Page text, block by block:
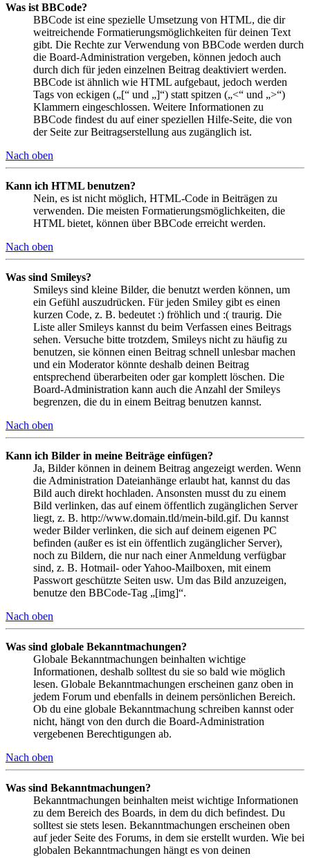
Was ist BBCode?
BBCode ist eine spezielle Umsetzung von HTML, die dir
weitreichende Formatierungsmöglichkeiten für deinen Text
gibt. Die Rechte zur Verwendung von BBCode werden durch
die Board-Administration vergeben, können jedoch auch
durch dich für jeden einzelnen Beitrag deaktiviert werden.
BBCode ist ähnlich wie HTML aufgebaut, jedoch werden
Tags von eckigen („[“ und „]“) statt spitzen („<“ und „>“)
Klammern eingeschlossen. Weitere Informationen zu
BBCode findest du auf einer speziellen Hilfe-Seite, die von
der Seite zur Beitragserstellung aus zugänglich ist.
Nach oben
Kann ich HTML benutzen?
Nein, es ist nicht möglich, HTML-Code in Beiträgen zu
verwenden. Die meisten Formatierungsmöglichkeiten, die
HTML bietet, können über BBCode erreicht werden.
Nach oben
Was sind Smileys?
Smileys sind kleine Bilder, die benutzt werden können, um
ein Gefühl auszudrücken. Für jeden Smiley gibt es einen
kurzen Code, z. B. bedeutet :) fröhlich und :( traurig. Die
Liste aller Smileys kannst du beim Verfassen eines Beitrags
sehen. Versuche bitte trotzdem, Smileys nicht zu häufig zu
benutzen, sie können einen Beitrag schnell unlesbar machen
und ein Moderator könnte deshalb deinen Beitrag
entsprechend überarbeiten oder gar komplett löschen. Die
Board-Administration kann auch die Anzahl der Smileys
begrenzen, die du in einem Beitrag benutzen kannst.
Nach oben
Kann ich Bilder in meine Beiträge einfügen?
Ja, Bilder können in deinem Beitrag angezeigt werden. Wenn
die Administration Dateianhänge erlaubt hat, kannst du das
Bild auch direkt hochladen. Ansonsten musst du zu einem
Bild verlinken, das auf einem öffentlich zugänglichen Server
liegt, z. B. http://www.domain.tld/mein-bild.gif. Du kannst
weder Bilder verlinken, die sich auf deinem eigenen PC
befinden (außer es ist ein öffentlich zugänglicher Server),
noch zu Bildern, die nur nach einer Anmeldung verfügbar
sind, z. B. Hotmail- oder Yahoo-Mailboxen, mit einem
Passwort geschützte Seiten usw. Um das Bild anzuzeigen,
benutze den BBCode-Tag „[img]“.
Nach oben
Was sind globale Bekanntmachungen?
Globale Bekanntmachungen beinhalten wichtige
Informationen, deshalb solltest du sie so bald wie möglich
lesen. Globale Bekanntmachungen erscheinen ganz oben in
jedem Forum und ebenfalls in deinem persönlichen Bereich.
Ob du eine globale Bekanntmachung schreiben kannst oder
nicht, hängt von den durch die Board-Administration
vergebenen Berechtigungen ab.
Nach oben
Was sind Bekanntmachungen?
Bekanntmachungen beinhalten meist wichtige Informationen
zu dem Bereich des Boards, in dem du dich befindest. Du
solltest sie stets lesen. Bekanntmachungen erscheinen oben
auf jeder Seite des Forums, in dem sie erstellt wurden. Wie bei
globalen Bekanntmachungen hängt es von deinen